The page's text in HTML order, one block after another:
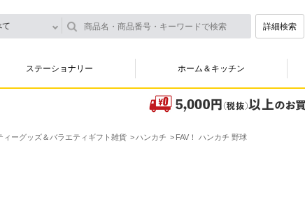
て 詳細検索
ステーショナリー ホーム＆キッチン
ィーグッズ＆バラエティギフト雑貨 ハンカチ FAV！ ハンカチ 野球